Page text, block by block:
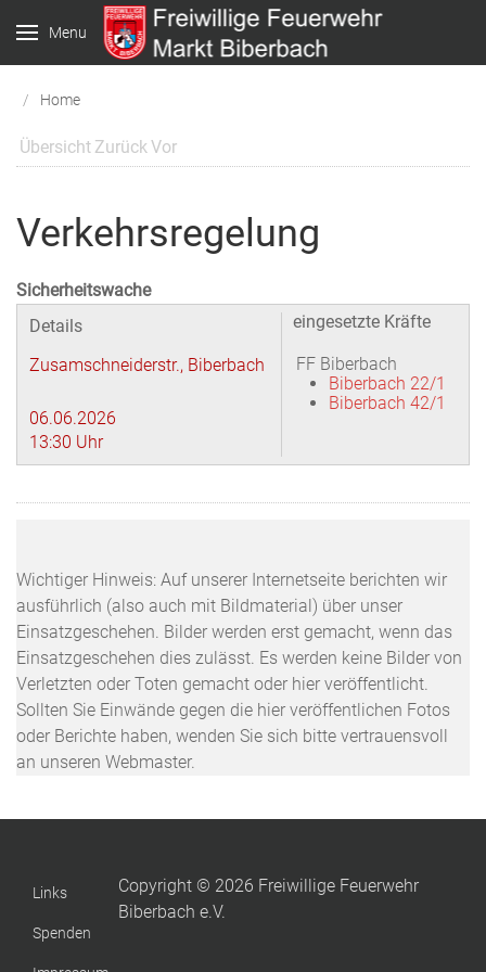
Menu
Home
Übersicht ZurückVor
Verkehrsregelung
Sicherheitswache
Details
Zusamschneiderstr., Biberbach
06.06.2026
13:30 Uhr
eingesetzte Kräfte
FF Biberbach
Biberbach 22/1
Biberbach 42/1
Wichtiger Hinweis: Auf unserer Internetseite berichten wir
ausführlich (also auch mit Bildmaterial) über unser
Einsatzgeschehen. Bilder werden erst gemacht, wenn das
Einsatzgeschehen dies zulässt. Es werden keine Bilder von
Verletzten oder Toten gemacht oder hier veröffentlicht.
Sollten Sie Einwände gegen die hier veröffentlichen Fotos
oder Berichte haben, wenden Sie sich bitte vertrauensvoll
an unseren Webmaster.
Links
Spenden
Copyright © 2026 Freiwillige Feuerwehr
Biberbach e.V.